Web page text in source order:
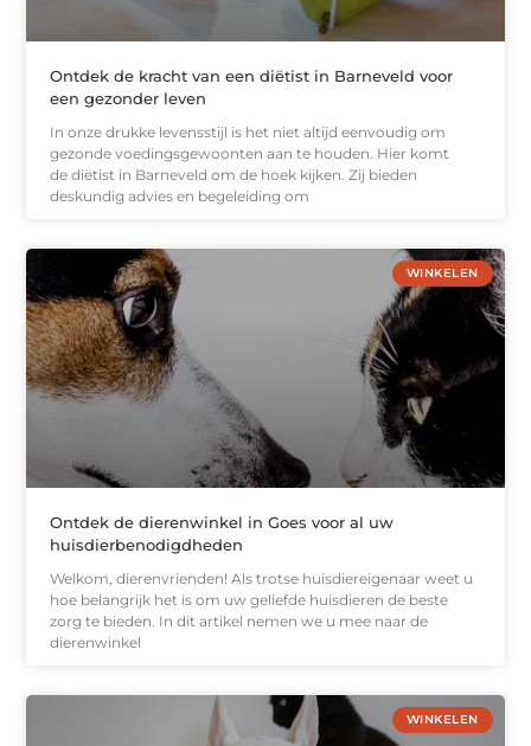
Ontdek de kracht van een diëtist in Barneveld voor
een gezonder leven
In onze drukke levensstijl is het niet altijd eenvoudig om
gezonde voedingsgewoonten aan te houden. Hier komt
de diëtist in Barneveld om de hoek kijken. Zij bieden
deskundig advies en begeleiding om
WINKELEN
Ontdek de dierenwinkel in Goes voor al uw
huisdierbenodigdheden
Welkom, dierenvrienden! Als trotse huisdiereigenaar weet u
hoe belangrijk het is om uw geliefde huisdieren de beste
zorg te bieden. In dit artikel nemen we u mee naar de
dierenwinkel
WINKELEN